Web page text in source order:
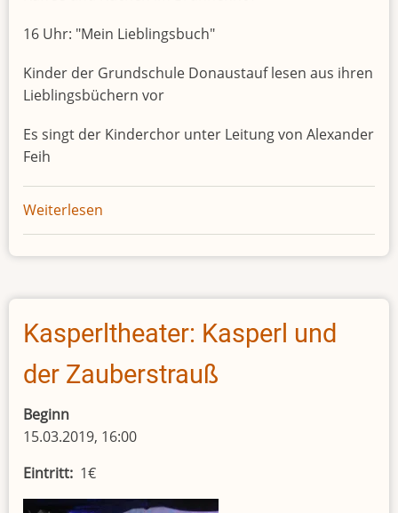
16 Uhr: "Mein Lieblingsbuch"
Kinder der Grundschule Donaustauf lesen aus ihren
Lieblingsbüchern vor
Es singt der Kinderchor unter Leitung von Alexander
Feih
Weiterlesen
Büchereicafe
Kasperltheater: Kasperl und
der Zauberstrauß
Beginn
15.03.2019, 16:00
Eintritt 1€